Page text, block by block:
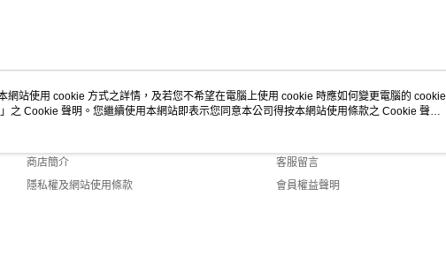
關於我們
商店簡介
隱私權及網站使用條款
客服資訊
客服留言
會員權益聲明
網站使用 cookie 方式之詳情，及若您不希望在電腦上使用 cookie 時應如何變更電腦的 cookie
」之 Cookie 聲明。您繼續使用本網站即表示您同意本公司得按本網站使用條款之 Cookie 聲明